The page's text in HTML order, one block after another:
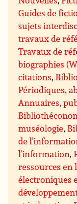
Guides de
sujets
travaux de
Travaux de
biographies
citations,
Périodiques,
Annuaires,
muséologie,
de
l’information,
ressources en
électroniques